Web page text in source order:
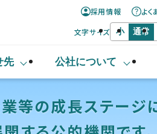
採用情報 よ
文字サイズ 小 通常
先 公社について
等の成長ステージ